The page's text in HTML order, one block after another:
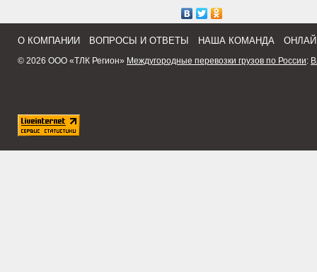
О КОМПАНИИ ВОПРОСЫ И ОТВЕТЫ НАША КОМАНДА
© 2026 ООО «ТЛК Регион» Междугородные перевозки грузов по России: